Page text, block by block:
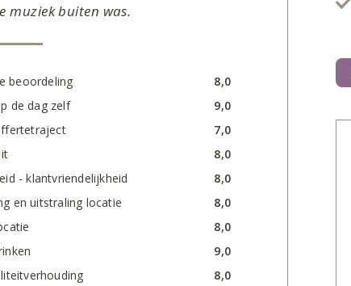
muziek buiten was.
beoordeling
8,0
de dag zelf
9,0
7,0
8,0
- klantvriendelijkheid
8,0
en uitstraling locatie
8,0
8,0
9,0
8,0